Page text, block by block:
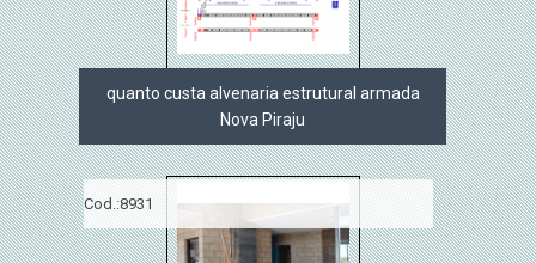
quanto custa alvenaria estrutural armada
Nova Piraju
Cod.:8931